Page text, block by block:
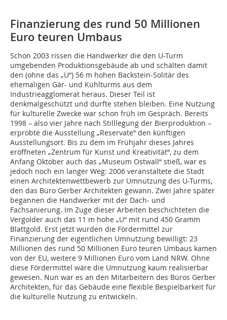
Finanzierung des rund 50 Millionen
Euro teuren Umbaus
Schon 2003 rissen die Handwerker die den U-Turm
umgebenden Produktionsgebäude ab und schälten damit
den (ohne das „U“) 56 m hohen Backstein-Solitär des
ehemaligen Gär- und Kühlturms aus dem
Industrieagglomerat heraus. Dieser Teil ist
denkmalgeschützt und durfte stehen bleiben. Eine Nutzung
für kulturelle Zwecke war schon früh im Gespräch. Bereits
1998 – also vier Jahre nach Stilllegung der Bierproduktion –
erprobte die Ausstellung „Reservate“ den künftigen
Ausstellungsort. Bis zu dem im Frühjahr dieses Jahres
eröffneten „Zentrum für Kunst und Kreativität“, zu dem
Anfang Oktober auch das „Museum Ostwall“ stieß, war es
jedoch noch ein langer Weg: 2006 veranstaltete die Stadt
einen Architektenwettbewerb zur Umnutzung des U-Turms,
den das Büro Gerber Architekten gewann. Zwei Jahre später
begannen die Handwerker mit der Dach- und
Fachsanierung. Im Zuge dieser Arbeiten beschichteten die
Vergolder auch das 11 m hohe „U“ mit rund 450 Gramm
Blattgold. Erst jetzt wurden die Fördermittel zur
Finanzierung der eigentlichen Umnutzung bewilligt: 23
Millionen des rund 50 Millionen Euro teuren Umbaus kamen
von der EU, weitere 9 Millionen Euro vom Land NRW. Ohne
diese Fördermittel wäre die Umnutzung kaum realisierbar
gewesen. Nun war es an den Mitarbeitern des Büros Gerber
Architekten, für das Gebäude eine flexible Bespielbarkeit für
die kulturelle Nutzung zu entwickeln.